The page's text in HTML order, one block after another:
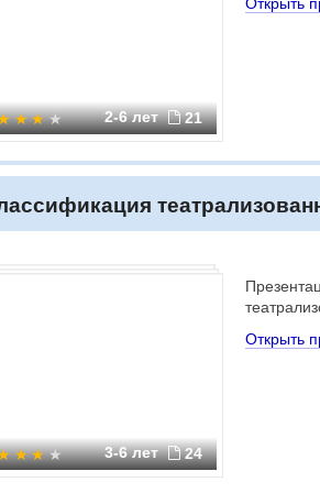
2-6 лет 21
3-6 лет 24
Открыть